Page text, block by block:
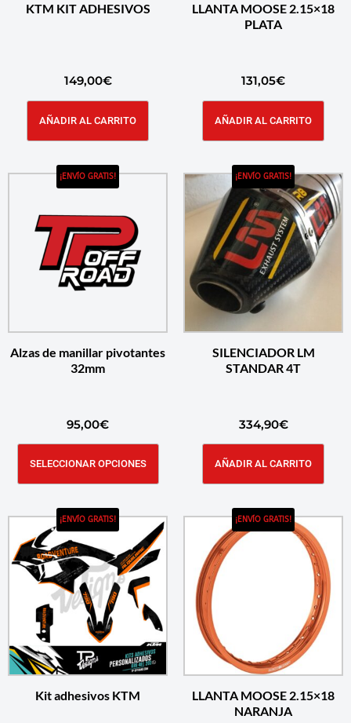
KTM KIT ADHESIVOS
149,00€
AÑADIR AL CARRITO
LLANTA MOOSE 2.15×18
PLATA
131,05€
AÑADIR AL CARRITO
¡ENVÍO GRATIS!
Alzas de manillar pivotantes
32mm
95,00€
SELECCIONAR OPCIONES
¡ENVÍO GRATIS!
SILENCIADOR LM
STANDAR 4T
334,90€
AÑADIR AL CARRITO
¡ENVÍO GRATIS!
Kit adhesivos KTM
¡ENVÍO GRATIS!
LLANTA MOOSE 2.15×18
NARANJA